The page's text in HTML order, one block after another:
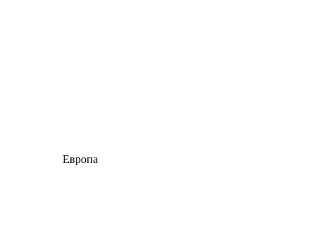
Европа